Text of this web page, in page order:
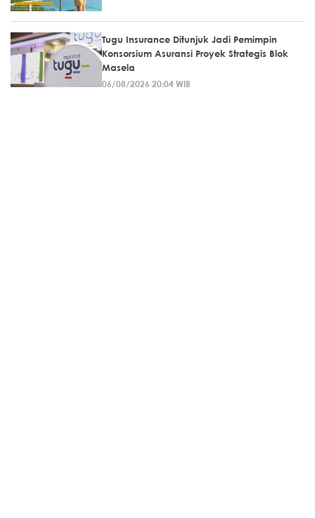
Tugu Insurance Ditunjuk Jadi Pemimpin
Konsorsium Asuransi Proyek Strategis Blok
Masela
06/08/2026 20:04 WIB